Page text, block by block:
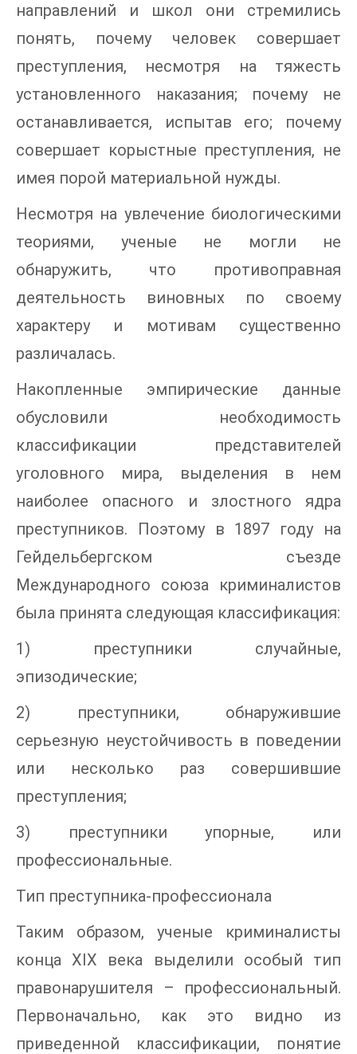
направлений и школ они стремились
понять, почему человек совершает
преступления, несмотря на тяжесть
установленного наказания; почему не
останавливается, испытав его; почему
совершает корыстные преступления, не
имея порой материальной нужды.
Несмотря на увлечение биологическими
теориями, ученые не могли не
обнаружить, что противоправная
деятельность виновных по своему
характеру и мотивам существенно
различалась.
Накопленные эмпирические данные
обусловили необходимость
классификации представителей
уголовного мира, выделения в нем
наиболее опасного и злостного ядра
преступников. Поэтому в 1897 году на
Гейдельбергском съезде
Международного союза криминалистов
была принята следующая классификация:
1) преступники случайные,
эпизодические;
2) преступники, обнаружившие
серьезную неустойчивость в поведении
или несколько раз совершившие
преступления;
3) преступники упорные, или
профессиональные.
Тип преступника-профессионала
Таким образом, ученые криминалисты
конца XIX века выделили особый тип
правонарушителя – профессиональный.
Первоначально, как это видно из
приведенной классификации, понятие